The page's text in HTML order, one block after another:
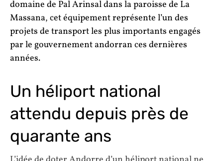
domaine de Pal Arinsal dans la paroisse de La
Massana, cet équipement représente l’un des
projets de transport les plus importants engagés
par le gouvernement andorran ces dernières
années.
Un héliport national
attendu depuis près de
quarante ans